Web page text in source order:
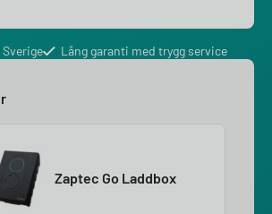
Lång garanti med trygg service
Zaptec Go Laddbox